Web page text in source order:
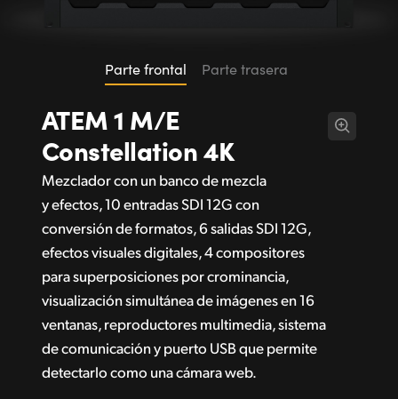
Parte frontal Parte trasera
ATEM 1 M/E
Constellation 4K
Mezclador con un banco de mezcla
y efectos, 10 entradas SDI 12G con
conversión de formatos, 6 salidas SDI 12G,
efectos visuales digitales, 4 compositores
para superposiciones por crominancia,
visualización simultánea de imágenes en 16
ventanas, reproductores multimedia, sistema
de comunicación y puerto USB que permite
detectarlo como una cámara web.